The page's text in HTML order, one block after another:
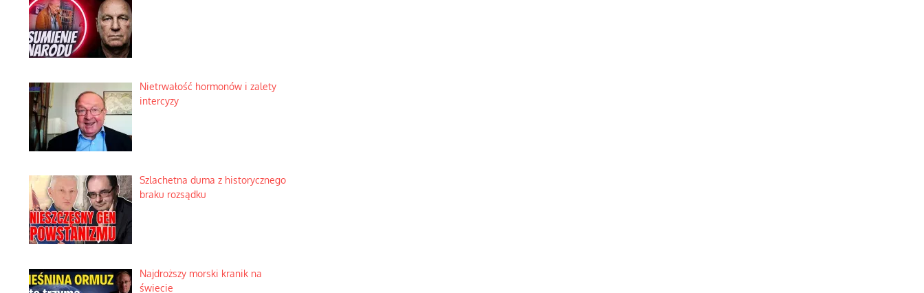
Nietrwałość hormonów i zalety
intercyzy
Szlachetna duma z historycznego
braku rozsądku
Najdroższy morski kranik na
świecie